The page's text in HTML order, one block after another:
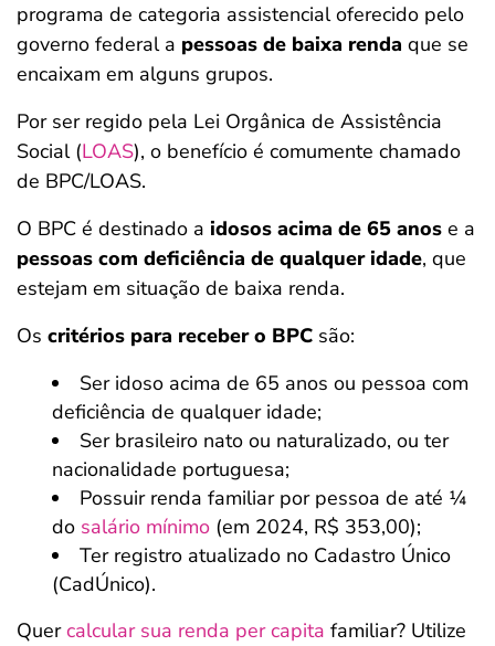
programa de categoria assistencial oferecido pelo
governo federal a pessoas de baixa renda que se
encaixam em alguns grupos.
Por ser regido pela Lei Orgânica de Assistência
Social (LOAS), o benefício é comumente chamado
de BPC/LOAS.
O BPC é destinado a idosos acima de 65 anos e a
pessoas com deficiência de qualquer idade, que
estejam em situação de baixa renda.
Os critérios para receber o BPC são:
Ser idoso acima de 65 anos ou pessoa com
deficiência de qualquer idade;
Ser brasileiro nato ou naturalizado, ou ter
nacionalidade portuguesa;
Possuir renda familiar por pessoa de até ¼
do salário mínimo (em 2024, R$ 353,00);
Ter registro atualizado no Cadastro Único
(CadÚnico).
Quercalcular sua renda per capita familiar? Utilize